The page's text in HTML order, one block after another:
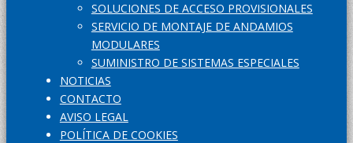
SOLUCIONES DE ACCESO PROVISIONALES
SERVICIO DE MONTAJE DE ANDAMIOS
MODULARES
SUMINISTRO DE SISTEMAS ESPECIALES
NOTICIAS
CONTACTO
AVISO LEGAL
POLÍTICA DE COOKIES